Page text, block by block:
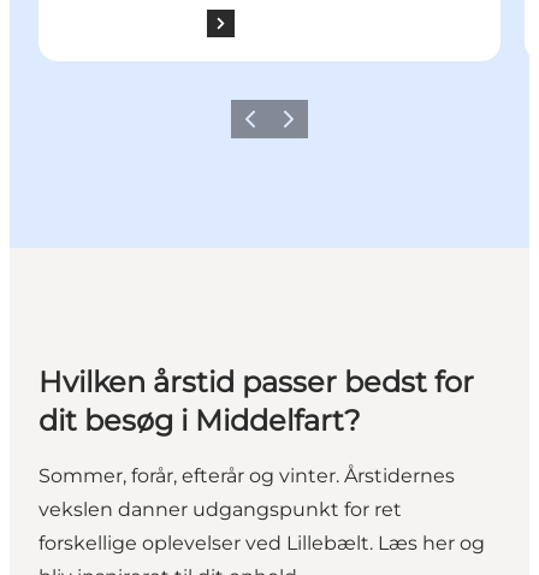
ForrigeNæste
Hvilken årstid passer bedst for
dit besøg i Middelfart?
Sommer, forår, efterår og vinter. Årstidernes
vekslen danner udgangspunkt for ret
forskellige oplevelser ved Lillebælt. Læs her og